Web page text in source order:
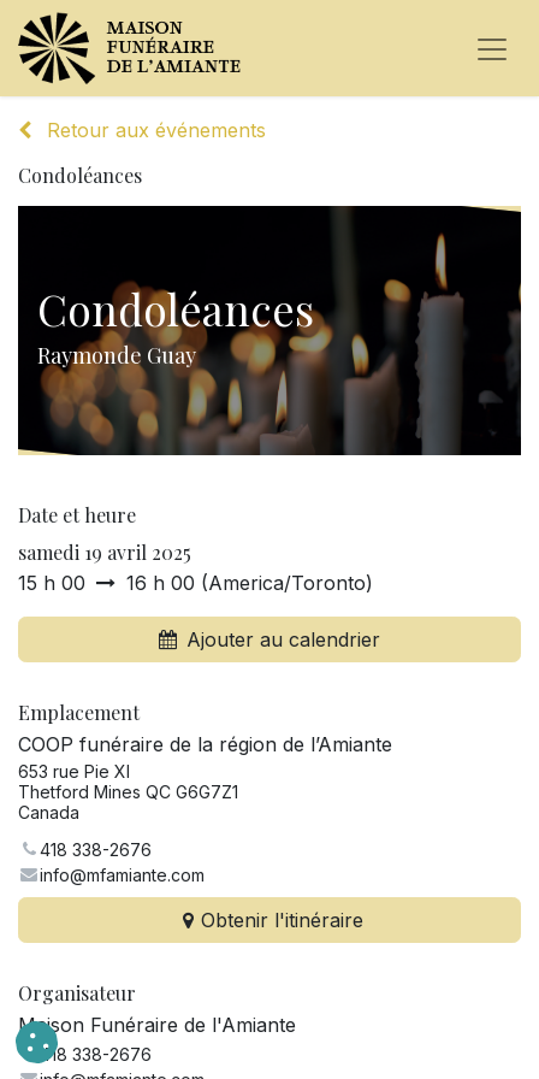
Retour aux événements
Condoléances
Condoléances
Raymonde Guay
Date et heure
samedi 19 avril 2025
15 h 00 16 h 00 (America/Toronto)
Ajouter au calendrier
Emplacement
COOP funéraire de la région de l’Amiante
653 rue Pie XI
Thetford Mines QC G6G7Z1
Canada
418 338-2676
info@mfamiante.com
Obtenir l'itinéraire
Organisateur
Maison Funéraire de l'Amiante
418 338-2676